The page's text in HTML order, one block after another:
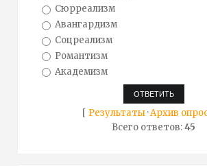
Сюрреализм
Авангардизм
Соцреализм
Романтизм
Академизм
[ Результаты·Архив
Всего ответов:45